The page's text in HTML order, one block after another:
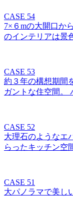
CASE 54
7×６mの大開口か
のインテリアは景
CASE 53
約３年の構想期間
ガントな住空間。
CASE 52
大理石のようなエ
らったキッチン空
CASE 51
大パノラマで美し